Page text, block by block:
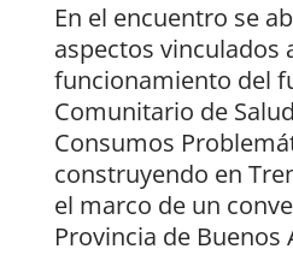
En el encuentro se
aspectos vinculados
funcionamiento del
Comunitario de
Consumos
construyendo en
el marco de un
Provincia de Buenos